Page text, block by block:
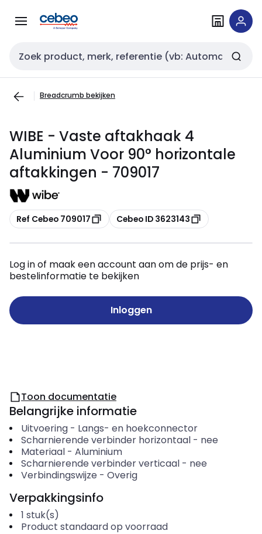
naar
naar
Zoekveld invoer
Breadcrumb bekijken
WIBE - Vaste aftakhaak 4
Aluminium Voor 90° horizontale
aftakkingen - 709017
Kopiëren
Ref Cebeo 709017 Kopiëren
Cebeo ID 3623143
Log in of maak een account aan om de prijs- en
bestelinformatie te bekijken
Inloggen
Toon documentatie
Belangrijke informatie
Uitvoering- Langs- en hoekconnector
Scharnierende verbinder horizontaal- nee
Materiaal- Aluminium
Scharnierende verbinder verticaal- nee
Verbindingswijze - Overig
Verpakkingsinfo
1 stuk(s)
Product standaard op voorraad